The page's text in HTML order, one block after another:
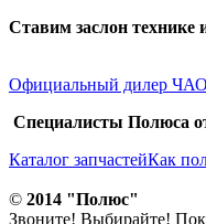
Ставим заслон технике
Официальный дилер
Специалисты Полюса
Каталог запчастейКак
© 2014 "Полюс"
Звоните! Выбирайте!